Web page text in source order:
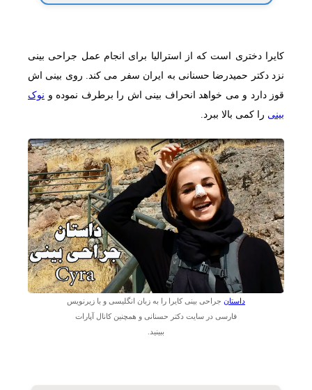
کایرا دختری است که از استرالیا برای انجام عمل جراحی بینی
نزد دکتر حمیدرضا حسنانی به ایران سفر می کند. روی بینی اش
قوز دارد و می خواهد انحراف بینی اش را برطرف نموده و نوک
بینی را کمی بالا ببرد.
داستان جراحی بینی کایرا را به زبان انگلیسی و با زیرنویس
فارسی در سایت دکتر حسنانی و همچنین کانال آپارات
ببینید.